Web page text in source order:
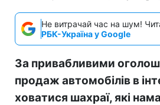
Не витрачай час на шум!
РБК-Україна у Google
За привабливими
продаж автомобілів в
ховатися шахраї, які